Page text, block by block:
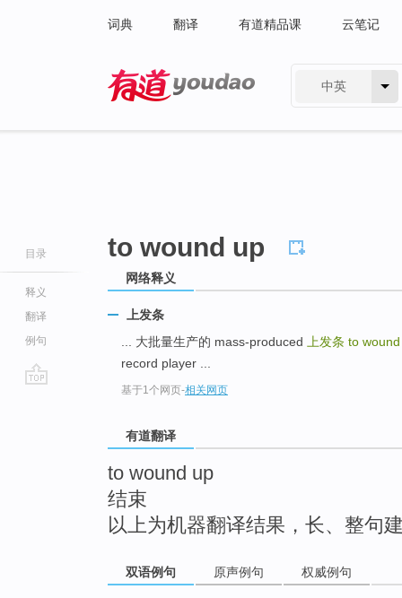
词典 翻译 有道精品课 云笔记
中英
目录
释义
翻译
例句
to wound up
网络释义
上发条
... 大批量生产的 mass-produced
上发条 to
record player ...
基于1个网页-相关网页
有道翻译
to wound up
结束
以上为机器翻译结果，长、整句
双语例句 原声例句 权威例句